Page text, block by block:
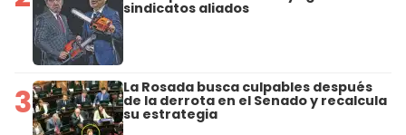
sindicatos aliados
3 La Rosada busca culpables después
de la derrota en el Senado y recalcula
su estrategia